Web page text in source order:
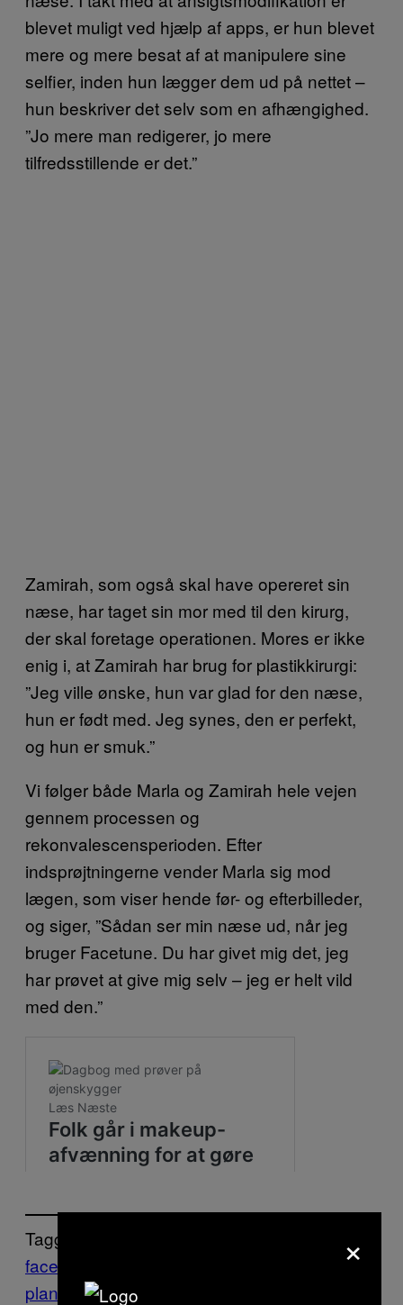
blevet muligt ved hjælp af apps, er hun blevet
mere og mere besat af at manipulere sine
selfier, inden hun lægger dem ud på nettet –
hun beskriver det selv som en afhængighed.
”Jo mere man redigerer, jo mere
tilfredsstillende er det.”
Zamirah, som også skal have opereret sin
næse, har taget sin mor med til den kirurg,
der skal foretage operationen. Mores er ikke
enig i, at Zamirah har brug for plastikkirurgi:
”Jeg ville ønske, hun var glad for den næse,
hun er født med. Jeg synes, den er perfekt,
og hun er smuk.”
Vi følger både Marla og Zamirah hele vejen
gennem processen og
rekonvalescensperioden. Efter
indsprøjtningerne vender Marla sig mod
lægen, som viser hende før- og efterbilleder,
og siger, ”Sådan ser min næse ud, når jeg
bruger Facetune. Du har givet mig det, jeg
har prøvet at give mig selv – jeg er helt vild
med den.”
Tagget:
facetune
planet
plastikkirurgi
×